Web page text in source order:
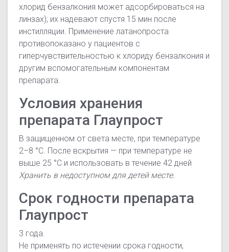
хлорид бензалкония может адсорбироваться на
линзах); их надевают спустя 15 мин после
инстилляции. Применение латанопроста
противопоказано у пациентов с
гиперчувствительностью к хлориду бензалкония и
другим вспомогательным компонентам
препарата.
Условия хранения
препарата Глаупрост
В защищенном от света месте, при температуре
2–8 °C. После вскрытия — при температуре не
выше 25 °C и использовать в течение 42 дней
Хранить в недоступном для детей месте.
Срок годности препарата
Глаупрост
3 года.
Не применять по истечении срока годности,